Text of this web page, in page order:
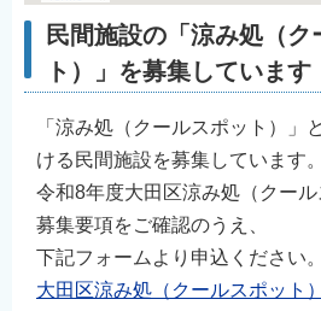
民間施設の「涼み処（ク
ト）」を募集しています
「涼み処（クールスポット）」
ける民間施設を募集しています。
令和8年度大田区涼み処（クー
募集要項をご確認のうえ、
下記フォームより申込ください。
大田区涼み処（クールスポット